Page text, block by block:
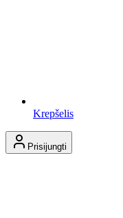
Krepšelis
Prisijungti